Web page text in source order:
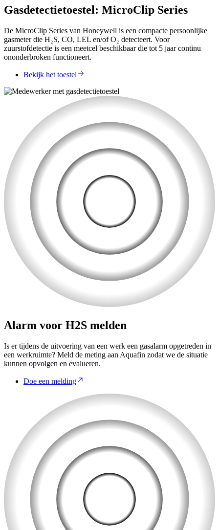
Gasdetectietoestel: MicroClip Series
De MicroClip Series van Honeywell is een compacte persoonlijke
gasmeter die H₂S, CO, LEL en/of O₂ detecteert. Voor
zuurstofdetectie is een meetcel beschikbaar die tot 5 jaar continu
ononderbroken functioneert.
Bekijk het toestel
Alarm voor H2S melden
Is er tijdens de uitvoering van een werk een gasalarm opgetreden in
een werkruimte? Meld de meting aan Aquafin zodat we de situatie
kunnen opvolgen en evalueren.
Doe een melding